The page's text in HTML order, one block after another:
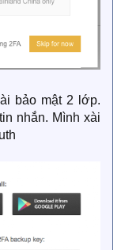
bảo mật 2 lớp.
nhắn. Mình xài